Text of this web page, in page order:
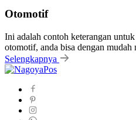
Otomotif
Ini adalah contoh keterangan
otomotif, anda bisa dengan
Selengkapnya